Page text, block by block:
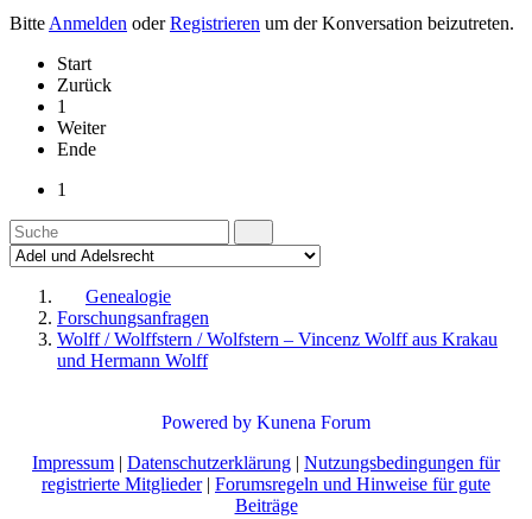
Bitte Anmelden oderRegistrieren um der Konversation beizutreten.
Start
Zurück
1
Weiter
Ende
1
Genealogie
Forschungsanfragen
Wolff / Wolffstern / Wolfstern – Vincenz Wolff aus Krakau
und Hermann Wolff
Powered by Kunena Forum
Impressum | Datenschutzerklärung | Nutzungsbedingungen für
registrierte Mitglieder| Forumsregeln und Hinweise für gute
Beiträge